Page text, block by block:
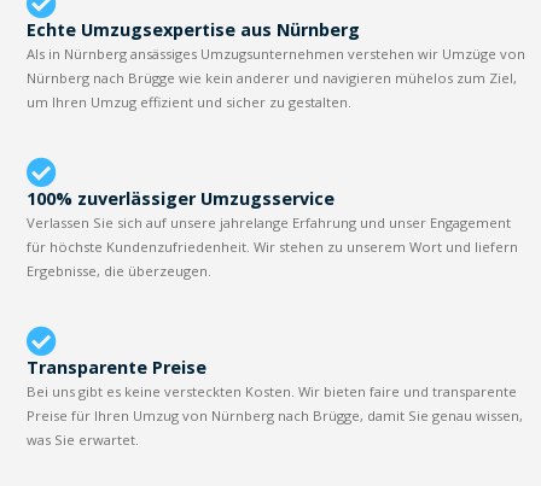
Echte Umzugsexpertise aus Nürnberg
Als in Nürnberg ansässiges Umzugsunternehmen verstehen wir Umzüge von
Nürnberg nach Brügge wie kein anderer und navigieren mühelos zum Ziel,
um Ihren Umzug effizient und sicher zu gestalten.
100% zuverlässiger Umzugsservice
Verlassen Sie sich auf unsere jahrelange Erfahrung und unser Engagement
für höchste Kundenzufriedenheit. Wir stehen zu unserem Wort und liefern
Ergebnisse, die überzeugen.
Transparente Preise
Bei uns gibt es keine versteckten Kosten. Wir bieten faire und transparente
Preise für Ihren Umzug von Nürnberg nach Brügge, damit Sie genau wissen,
was Sie erwartet.